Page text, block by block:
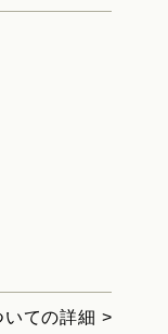
いての詳細 >